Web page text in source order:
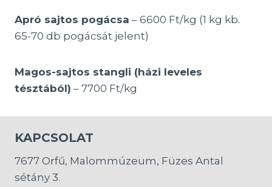
Apró sajtos pogácsa – 6600 Ft/kg (1 kg kb.
65-70 db pogácsát jelent)
Magos-sajtos stangli (házi leveles
tésztából) – 7700 Ft/kg
KAPCSOLAT
7677 Orfű, Malommúzeum, Füzes Antal
sétány 3.